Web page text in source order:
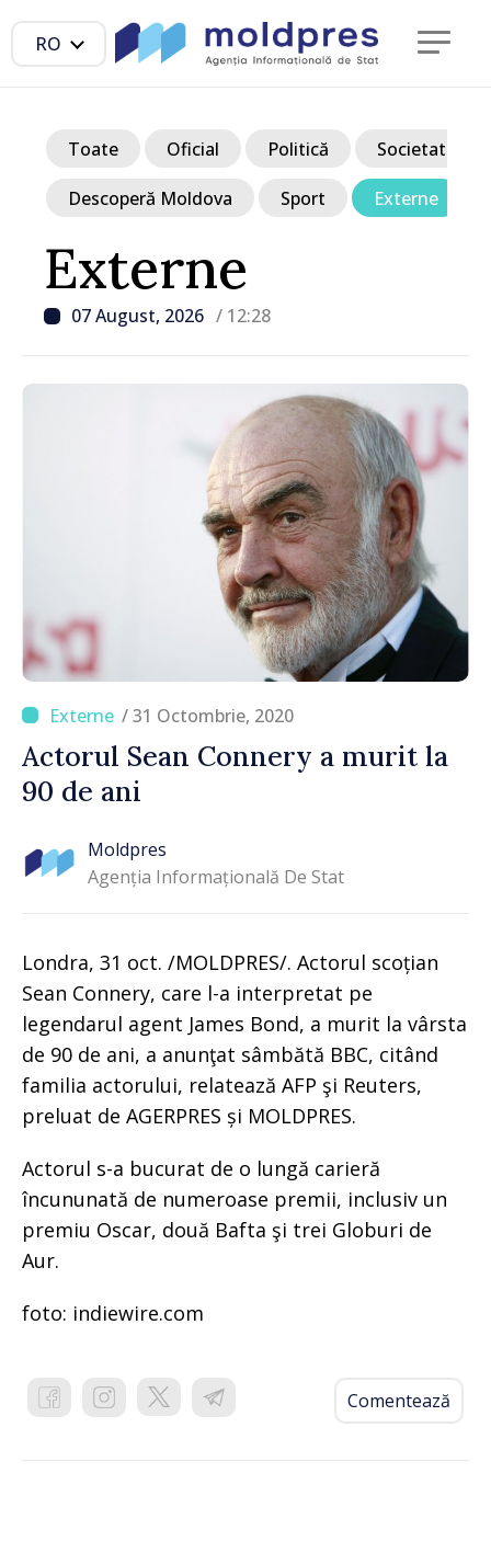
RO
Externe
07 August, 2026 / 12:28
Toate Oficial Politică Societate
Descoperă Moldova Sport Externe
/ 31 Octombrie, 2020
Actorul Sean Connery a murit la
90 de ani
Moldpres
Agenția Informațională De Stat
Londra, 31 oct. /MOLDPRES/. Actorul scoțian
Sean Connery, care l-a interpretat pe
legendarul agent James Bond, a murit la vârsta
de 90 de ani, a anunţat sâmbătă BBC, citând
familia actorului, relatează AFP şi Reuters,
preluat de AGERPRES și MOLDPRES.
Actorul s-a bucurat de o lungă carieră
încununată de numeroase premii, inclusiv un
premiu Oscar, două Bafta şi trei Globuri de
Aur.
foto: indiewire.com
Comentează